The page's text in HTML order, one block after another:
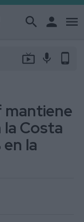
search person menu
live_tv mic phone_android
mantiene
Costa
la